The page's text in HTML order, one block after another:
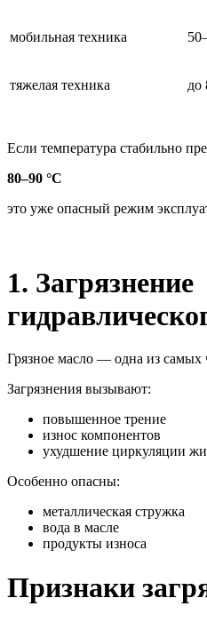
мобильная техника
тяжелая техника до
Если температура стабильно
80–90 °C
это уже опасный режим
1. Загрязнение
Грязное масло — одна из самых
Загрязнения вызывают:
повышенное трение
износ компонентов
ухудшение циркуляции
Особенно опасны:
металлическая стружка
вода в масле
продукты износа
Признаки